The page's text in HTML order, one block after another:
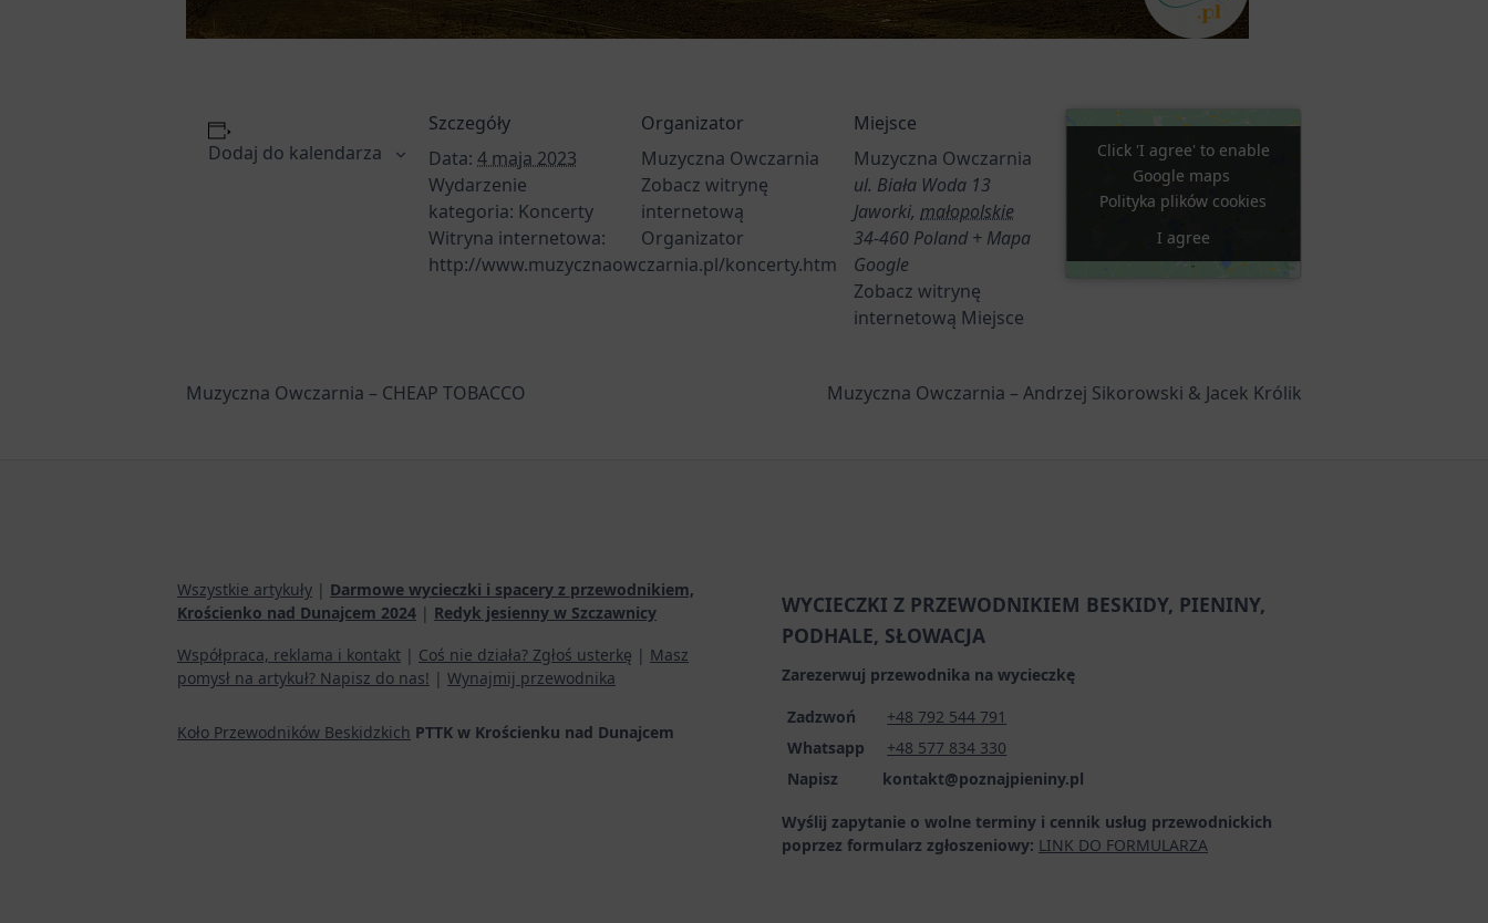
Dodaj do kalendarza
Szczegóły
Data: 4 maja 2023
Wydarzenie
kategoria: Koncerty
Witryna internetowa:
http://www.muzycznaowczarnia.pl/koncerty.htm
Organizator
Muzyczna Owczarnia
Zobacz witrynę
internetową
Organizator
Miejsce
Muzyczna Owczarnia
ul. Biała Woda 13
Jaworki, małopolskie
34-460 Poland + Mapa
Google
Zobacz witrynę
internetową Miejsce
Click 'I agree' to enable
Google maps
Polityka plików cookies
I agree
Click 'I agree' to enable
Google maps
Polityka plików cookies
I agree
Muzyczna Owczarnia – CHEAP TOBACCO Muzyczna Owczarnia – Andrzej Sikorowski & Jacek Królik
Wszystkie artykuły | Darmowe wycieczki i spacery z przewodnikiem,
Krościenko nad Dunajcem 2024 | Redyk jesienny w Szczawnicy
Współpraca, reklama i kontakt | Coś nie działa? Zgłoś usterkę | Masz
pomysł na artykuł? Napisz do nas! | Wynajmij przewodnika
Koło Przewodników Beskidzkich PTTK w Krościenku nad Dunajcem
WYCIECZKI Z PRZEWODNIKIEM BESKIDY, PIENINY,
PODHALE, SŁOWACJA
Zarezerwuj przewodnika na wycieczkę
Zadzwoń +48 792 544 791
Whatsapp +48 577 834 330
Napisz kontakt@poznajpieniny.pl
Wyślij zapytanie o wolne terminy i cennik usług przewodnickich
poprzez formularz zgłoszeniowy: LINK DO FORMULARZA